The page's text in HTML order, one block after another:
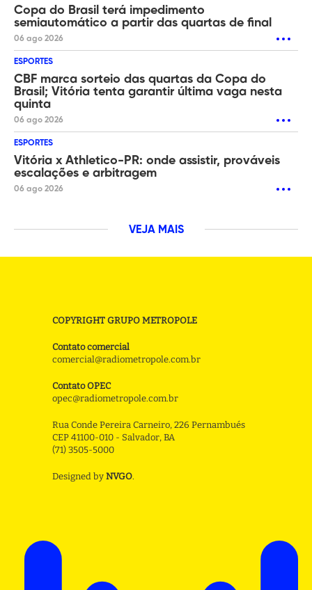
Copa do Brasil terá impedimento
semiautomático a partir das quartas de final
06 ago 2026
ESPORTES
CBF marca sorteio das quartas da Copa do
Brasil; Vitória tenta garantir última vaga nesta
quinta
06 ago 2026
ESPORTES
Vitória x Athletico-PR: onde assistir, prováveis
escalações e arbitragem
06 ago 2026
VEJA MAIS
COPYRIGHT GRUPO METROPOLE
Contato comercial
comercial@radiometropole.com.br
Contato OPEC
opec@radiometropole.com.br
Rua Conde Pereira Carneiro, 226 Pernambués
CEP 41100-010 - Salvador, BA
(71) 3505-5000
Designed by NVGO.